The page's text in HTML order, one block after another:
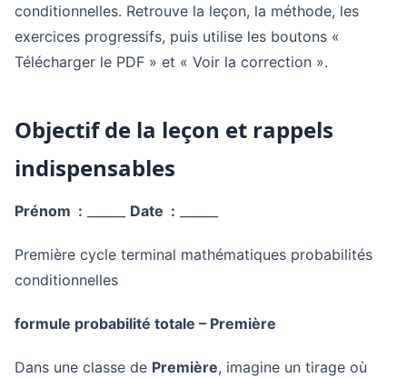
conditionnelles. Retrouve la leçon, la méthode, les
exercices progressifs, puis utilise les boutons «
Télécharger le PDF » et « Voir la correction ».
Objectif de la leçon et rappels
indispensables
Prénom : Date :
Première cycle terminal mathématiques probabilités
conditionnelles
formule probabilité totale – Première
Dans une classe de Première, imagine un tirage où